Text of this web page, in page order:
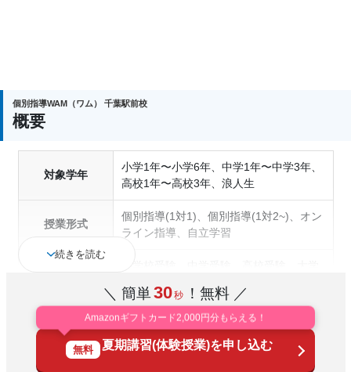
個別指導WAM（ワム） 千葉駅前校
概要
対象学年
小学1年〜小学6年、中学1年〜中学3年、
高校1年〜高校3年、浪人生
授業形式
個別指導(1対1)、個別指導(1対2~)、オン
ライン指導、自立学習
通塾の目的
策、内申点対策、学習習慣の定着、総合
型選抜(旧AO)対策、推薦入試対策、学校
別特化対策、英検(英語検定)対策、漢検
(漢字検定)対策、数学特化対策、英語・
英会話特化対策、その他科目別特化対策
続きを読む
＼ 簡単30秒 ！無料 ／
Amazonギフトカード2,000円分もらえる！
無料 夏期講習(体験授業)を申し込む